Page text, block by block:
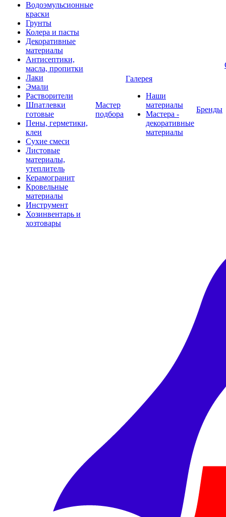
Водоэмульсионные
краски
Грунты
Колера и пасты
Декоративные
материалы
Антисептики,
масла, пропитки
Лаки
Эмали
Растворители
Шпатлевки
готовые
Пены, герметики,
клеи
Сухие смеси
Листовые
материалы,
утеплитель
Керамогранит
Кровельные
материалы
Инструмент
Хозинвентарь и
хозтовары
Мастер
подбора
Галерея
Наши
материалы
Мастера -
декоративные
материалы
Бренды